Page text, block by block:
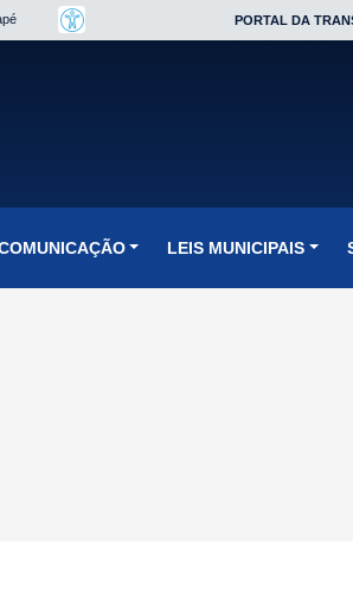
PORTAL DA
LEIS MUNICIPAIS